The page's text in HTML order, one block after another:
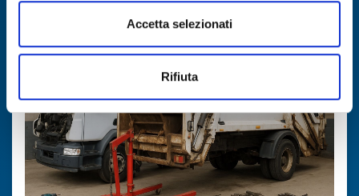
Accetta selezionati
Rifiuta
Scade il26 novembre 2026